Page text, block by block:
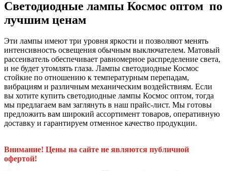
Светодиодные лампы Космос оптом по
лучшим ценам
Эти лампы имеют три уровня яркости и позволяют менять
интенсивность освещения обычным выключателем. Матовый
рассеиватель обеспечивает равномерное распределение света,
и не будет утомлять глаза. Лампы светодиодные Космос
стойкие по отношению к температурным перепадам,
вибрациям и различным механическим воздействиям. Если
вы хотите купить светодиодные лампы Космос оптом, тогда
мы предлагаем вам заглянуть в наш прайс-лист. Мы готовы
предложить вам широкий ассортимент товаров, оперативную
доставку и гарантируем отменное качество продукции.
Внимание! Цены на сайте не являются публичной
офертой!